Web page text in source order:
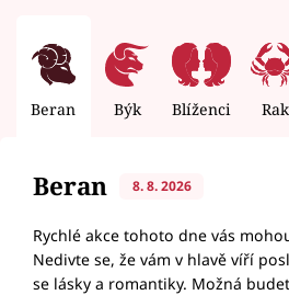
Beran Býk Blíženci Rak
Beran 8. 8. 2026
Rychlé akce tohoto dne vás
Nedivte se, že vám v hlavě víří
se lásky a romantiky. Možná